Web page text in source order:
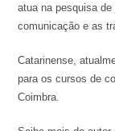
atua na pesquisa
comunicação e as
Catarinense,
para os cursos de
Coimbra.